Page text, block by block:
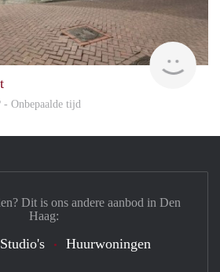
- Onbepaalde tijd
Dit is ons andere aanbod in Den
Haag:
Studio's Huurwoningen